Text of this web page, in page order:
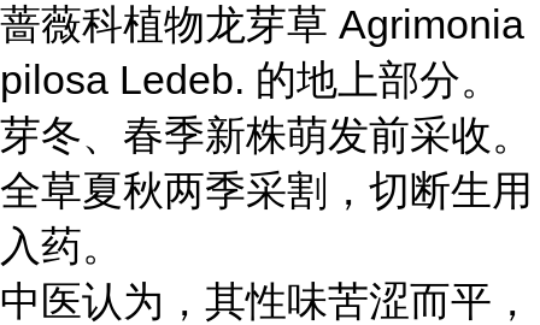
蔷薇科植物龙芽草 Agrimonia
pilosa Ledeb. 的地上部分。
芽冬、春季新株萌发前采收。
全草夏秋两季采割，切断生用
入药。
中医认为，其性味苦涩而平，